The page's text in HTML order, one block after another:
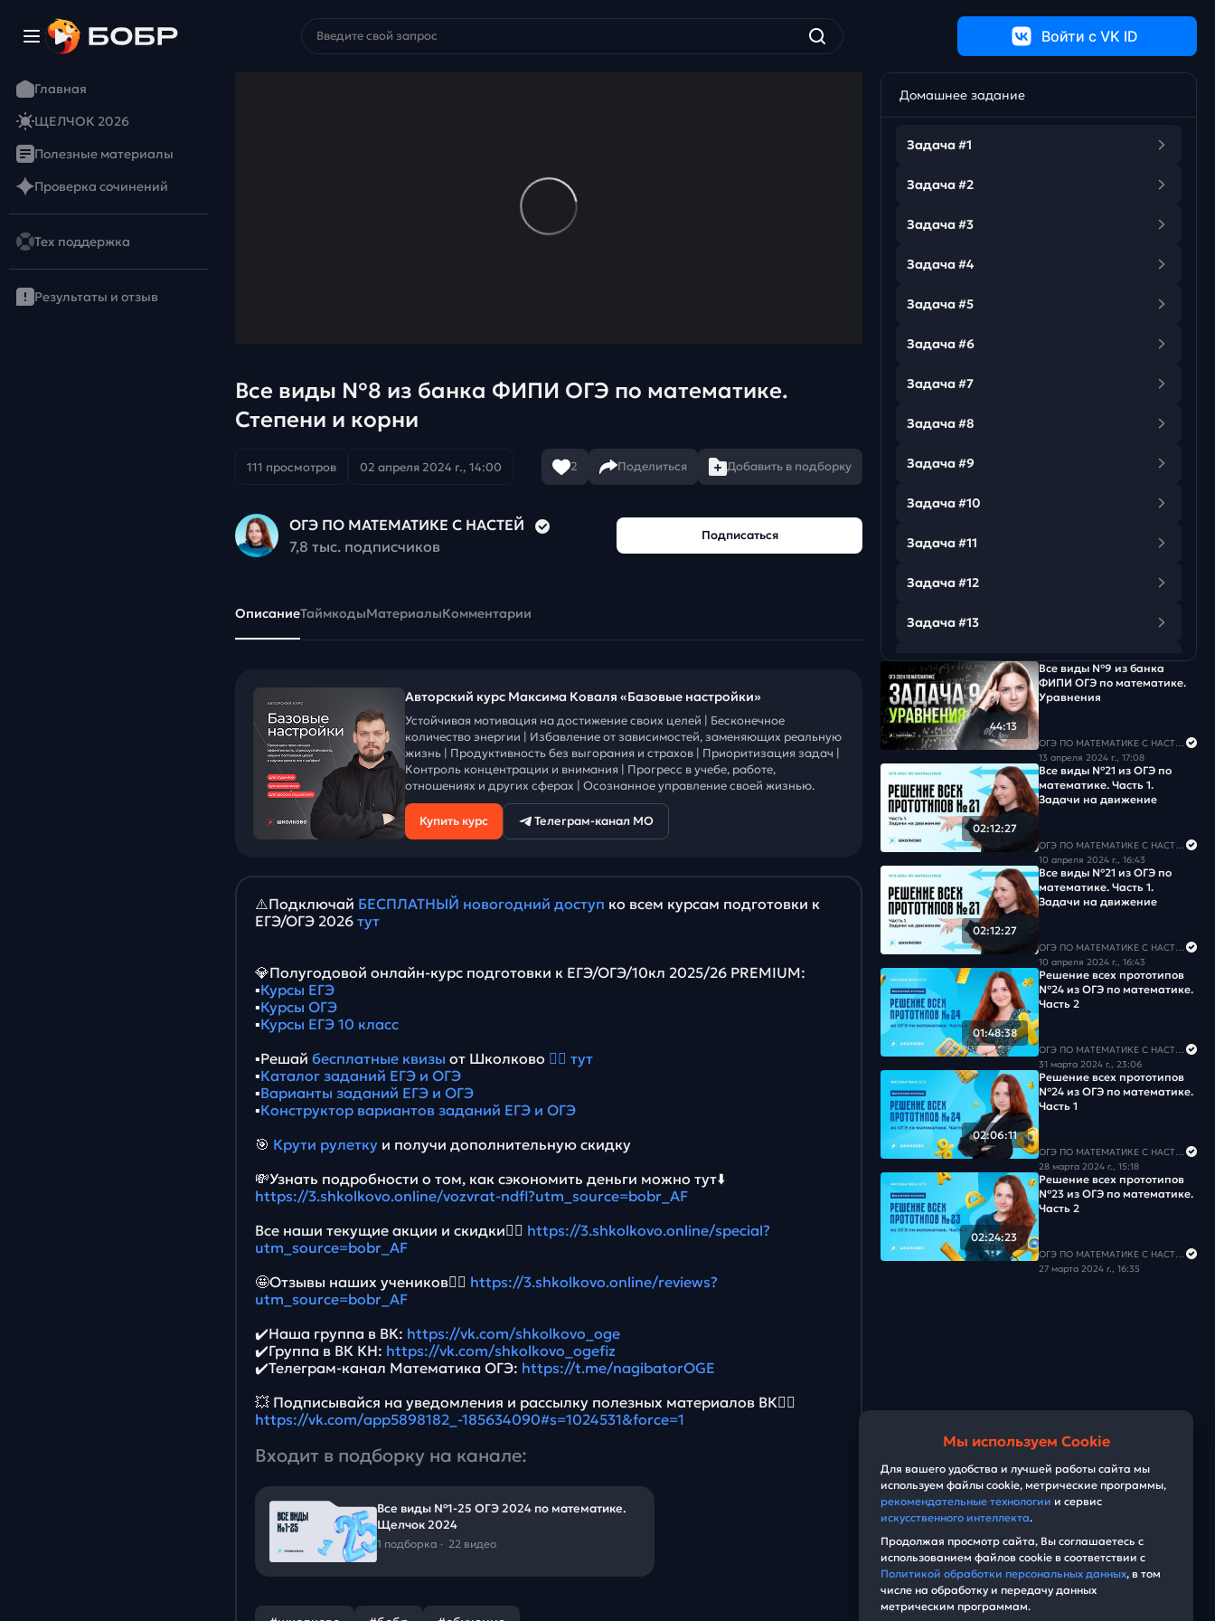
Войти c VK ID
Главная
ЩЕЛЧОК 2026
Полезные материалы
Проверка сочинений
Тех поддержка
Результаты и отзыв
Все виды №8 из банка ФИПИ ОГЭ по математике.
Степени и корни
111 просмотров 02 апреля 2024 г., 14:00 2 Поделиться Добавить в подборку
ОГЭ ПО МАТЕМАТИКЕ С НАСТЕЙ
7,8 тыс. подписчиков
Подписаться
ОписаниеТаймкодыМатериалыКомментарии
Авторский курс Максима Коваля «Базовые настройки»
Устойчивая мотивация на достижение своих целей | Бесконечное
количество энергии | Избавление от зависимостей, заменяющих реальную
жизнь | Продуктивность без выгорания и страхов | Приоритизация задач |
Контроль концентрации и внимания | Прогресс в учебе, работе,
отношениях и других сферах | Осознанное управление своей жизнью.
Купить курс Телеграм-канал МО
⚠️Подключай БЕСПЛАТНЫЙ новогодний доступ ко всем курсам подготовки к
ЕГЭ/ОГЭ 2026 тут
💎Полугодовой онлайн-курс подготовки к ЕГЭ/ОГЭ/10кл 2025/26 PREMIUM:
▪️Курсы ЕГЭ
▪️Курсы ОГЭ
▪️Курсы ЕГЭ 10 класс
▪️Решай бесплатные квизы от Школково 👉🏻 тут
▪️Каталог заданий ЕГЭ и ОГЭ
▪️Варианты заданий ЕГЭ и ОГЭ
▪️Конструктор вариантов заданий ЕГЭ и ОГЭ
🎯 Крути рулетку и получи дополнительную скидку
💸Узнать подробности о том, как сэкономить деньги можно тут⬇️
https://3.shkolkovo.online/vozvrat-ndfl?utm_source=bobr_AF
Все наши текущие акции и скидки👉🏻 https://3.shkolkovo.online/special?
utm_source=bobr_AF
🤩Отзывы наших учеников👉🏻 https://3.shkolkovo.online/reviews?
utm_source=bobr_AF
✔️Наша группа в ВК: https://vk.com/shkolkovo_oge
✔️Группа в ВК КН: https://vk.com/shkolkovo_ogefiz
✔️Телеграм-канал Математика ОГЭ: https://t.me/nagibatorOGE
💥 Подписывайся на уведомления и рассылку полезных материалов ВК👉🏻
https://vk.com/app5898182_-185634090#s=1024531&force=1
Входит в подборку на канале:
Все виды №1-25 ОГЭ 2024 по математике.
Щелчок 2024
1 подборка · 22 видео
Домашнее задание
Задача #1
Задача #2
Задача #3
Задача #4
Задача #5
Задача #6
Задача #7
Задача #8
Задача #9
Задача #10
Задача #11
Задача #12
Задача #13
Задача #14
Задача #15
Задача #16
Задача #17
Задача #18
Задача #20
Задача #21
Задача #22
Задача #23
Задача #24
Задача #25
Задача #26
Задача #27
Задача #28
Задача #29
Задача #35
Задача #36
Задача #37
Задача #38
44:13
Все виды №9 из банка
ФИПИ ОГЭ по математике.
Уравнения
ОГЭ ПО МАТЕМАТИКЕ С НАСТЕЙ
13 апреля 2024 г., 17:08
02:12:27
Все виды №21 из ОГЭ по
математике. Часть 1.
Задачи на движение
ОГЭ ПО МАТЕМАТИКЕ С НАСТЕЙ
10 апреля 2024 г., 16:43
02:12:27
Все виды №21 из ОГЭ по
математике. Часть 1.
Задачи на движение
ОГЭ ПО МАТЕМАТИКЕ С НАСТЕЙ
10 апреля 2024 г., 16:43
01:48:38
Решение всех прототипов
№24 из ОГЭ по математике.
Часть 2
ОГЭ ПО МАТЕМАТИКЕ С НАСТЕЙ
31 марта 2024 г., 23:06
02:06:11
Решение всех прототипов
№24 из ОГЭ по математике.
Часть 1
ОГЭ ПО МАТЕМАТИКЕ С НАСТЕЙ
28 марта 2024 г., 15:18
02:24:23
Решение всех прототипов
№23 из ОГЭ по математике.
Часть 2
ОГЭ ПО МАТЕМАТИКЕ С НАСТЕЙ
27 марта 2024 г., 16:35
Мы используем Cookie
Для вашего удобства и лучшей работы сайта мы
используем файлы cookie, метрические программы,
рекомендательные технологии и сервис
искусственного интеллекта.
Продолжая просмотр сайта, Вы соглашаетесь с
использованием файлов cookie в соответствии с
Политикой обработки персональных данных, в том
числе на обработку и передачу данных
метрическим программам.